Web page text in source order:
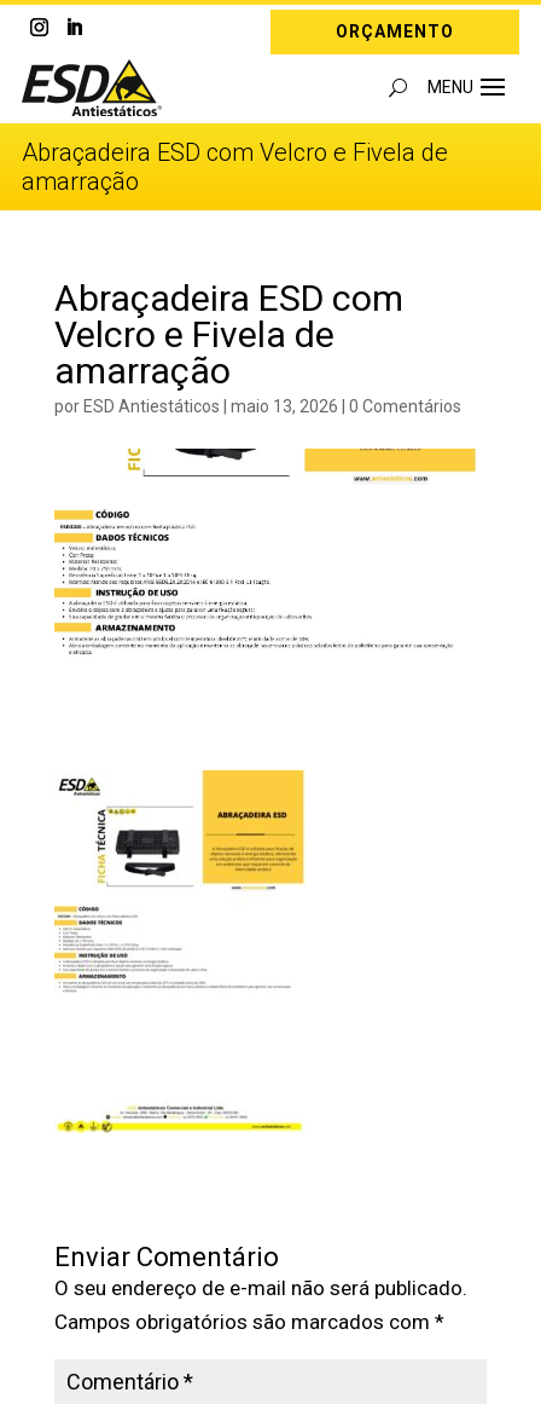
ORÇAMENTO
Abraçadeira ESD com Velcro e Fivela de
amarração
Abraçadeira ESD com
Velcro e Fivela de
amarração
porESD Antiestáticos | maio 13, 2026 | 0 Comentários
Enviar Comentário
O seu endereço de e-mail não será publicado.
Campos obrigatórios são marcados com *